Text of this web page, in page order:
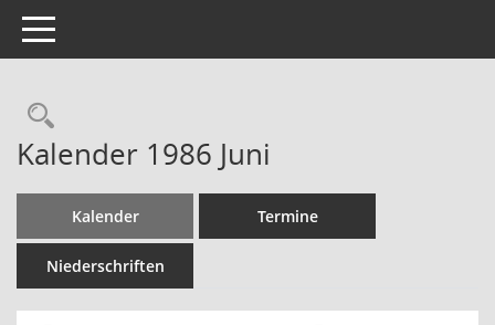
Toggle navigation
Rechercheauswahl
Kalender 1986 Juni
Kalender Termine
Niederschriften